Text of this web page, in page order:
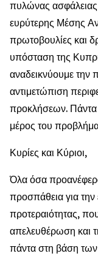
πυλώνας ασφάλειας
ευρύτερης Μέσης
πρωτοβουλίες και
υπόσταση της
αναδεικνύουμε την
αντιμετώπιση
προκλήσεων. Πάντα
μέρος του
Κυρίες και Κύριοι,
Όλα όσα
προσπάθεια για την
προτεραιότητας,
απελευθέρωση και
πάντα στη βάση